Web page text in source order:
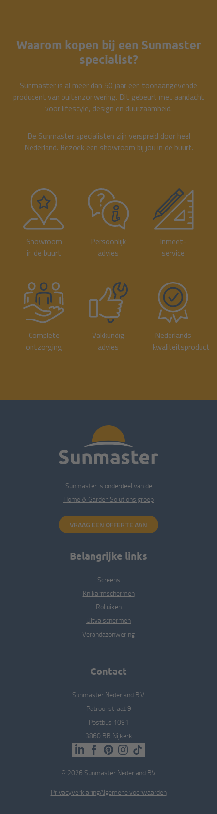
Waarom kopen bij een Sunmaster
specialist?
Sunmaster is al meer dan 50 jaar een toonaangevende
producent van buitenzonwering. Dit gebeurt met aandacht
voor lifestyle, design en duurzaamheid.
De Sunmaster specialisten zijn verspreid door heel
Nederland. Bezoek een showroom bij jou in de buurt.
Showroom
in de buurt
Persoonlijk
advies
Inmeet-
service
Complete
ontzorging
Vakkundig
advies
Nederlands
kwaliteitsproduct
Sunmaster is onderdeel van de
Home & Garden Solutions groep
VRAAG EEN OFFERTE AAN
Belangrijke links
Screens
Knikarm­schermen
Rolluiken
Uitval­schermen
Veranda­zonwering
Contact
Sunmaster Nederland B.V.
Patroonstraat 9
Postbus 1091
3860 BB Nijkerk
© 2026 Sunmaster Nederland BV
PrivacyverklaringAlgemene voorwaarden